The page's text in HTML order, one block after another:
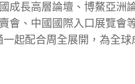
成長高層論壇、博鰲亞洲
會、中國國際入口展覽會
起配合周全展開，為全球